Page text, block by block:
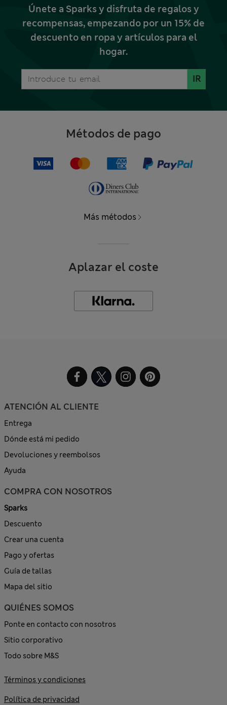
Únete a Sparks y disfruta de regalos y
recompensas, empezando por un 15% de
descuento en ropa y artículos para el
hogar.
IR
Métodos de pago
Más métodos
Aplazar el coste
ATENCIÓN AL CLIENTE
Entrega
Dónde está mi pedido
Devoluciones y reembolsos
Ayuda
COMPRA CON NOSOTROS
Sparks
Descuento
Crear una cuenta
Pago y ofertas
Guía de tallas
Mapa del sitio
QUIÉNES SOMOS
Ponte en contacto con nosotros
Sitio corporativo
Todo sobre M&S
Términos y condiciones
Política de privacidad